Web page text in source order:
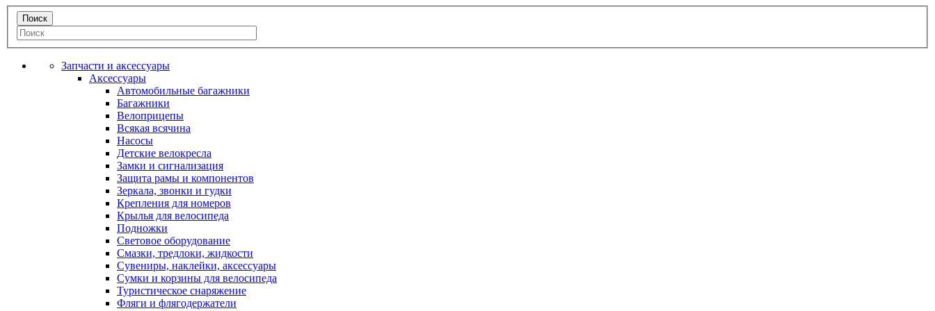
Запчасти и аксессуары
Аксессуары
Автомобильные багажники
Багажники
Велоприцепы
Всякая всячина
Насосы
Детские велокресла
Замки и сигнализация
Защита рамы и компонентов
Зеркала, звонки и гудки
Крепления для номеров
Крылья для велосипеда
Подножки
Световое оборудование
Смазки, тредлоки, жидкости
Сувениры, наклейки, аксессуары
Сумки и корзины для велосипеда
Туристическое снаряжение
Фляги и флягодержатели